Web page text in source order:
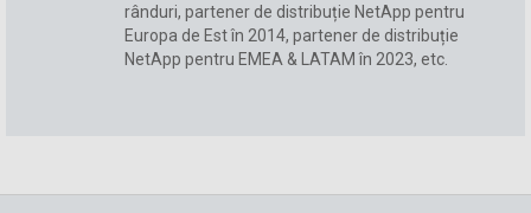
rânduri, partener de distribuție NetApp pentru
Europa de Est în 2014, partener de distribuție
NetApp pentru EMEA & LATAM în 2023, etc.